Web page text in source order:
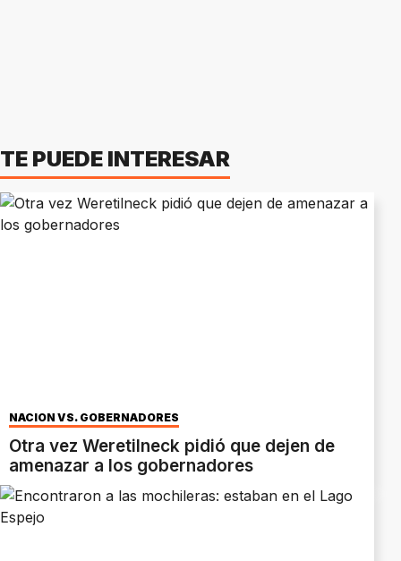
TE PUEDE INTERESAR
NACIÓN VS. GOBERNADORES
Otra vez Weretilneck pidió que dejen de
amenazar a los gobernadores